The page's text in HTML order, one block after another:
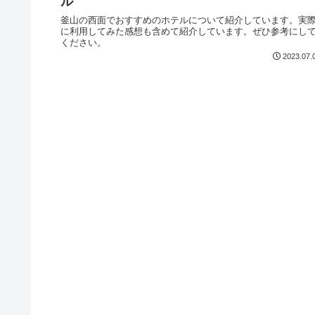
釜山の西面でおすすめのホテルについて紹介しています。実
に利用してみた感想も含めて紹介しています。ぜひ参考にして
ください。